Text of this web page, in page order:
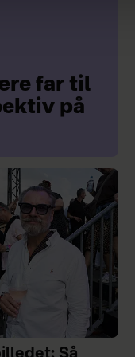
far til
på